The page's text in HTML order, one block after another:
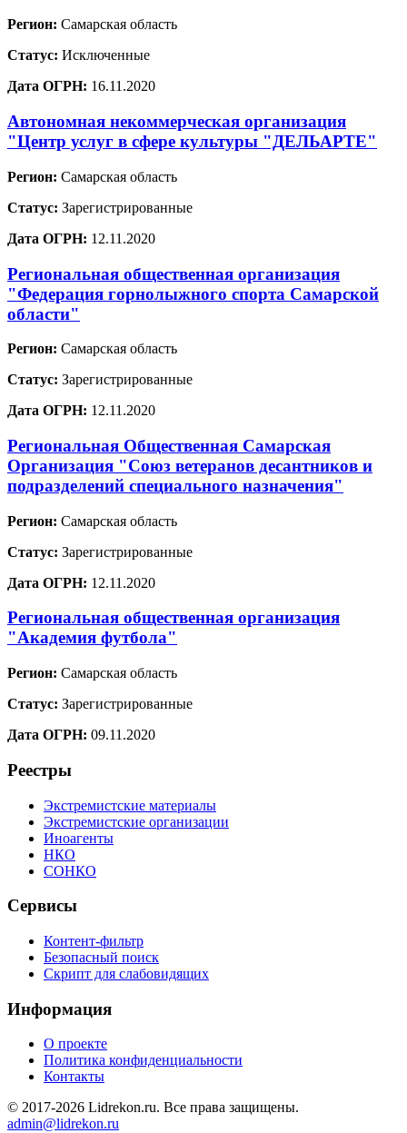
Регион: Самарская область
Статус: Исключенные
Дата ОГРН: 16.11.2020
Автономная некоммерческая организация
"Центр услуг в сфере культуры "ДЕЛЬАРТЕ"
Регион: Самарская область
Статус: Зарегистрированные
Дата ОГРН: 12.11.2020
Региональная общественная организация
"Федерация горнолыжного спорта Самарской
области"
Регион: Самарская область
Статус: Зарегистрированные
Дата ОГРН: 12.11.2020
Региональная Общественная Самарская
Организация "Союз ветеранов десантников и
подразделений специального назначения"
Регион: Самарская область
Статус: Зарегистрированные
Дата ОГРН: 12.11.2020
Региональная общественная организация
"Академия футбола"
Регион: Самарская область
Статус: Зарегистрированные
Дата ОГРН: 09.11.2020
Реестры
Экстремистские материалы
Экстремистские организации
Иноагенты
НКО
СОНКО
Сервисы
Контент-фильтр
Безопасный поиск
Скрипт для слабовидящих
Информация
О проекте
Политика конфиденциальности
Контакты
© 2017-2026 Lidrekon.ru. Все права защищены.
admin@lidrekon.ru